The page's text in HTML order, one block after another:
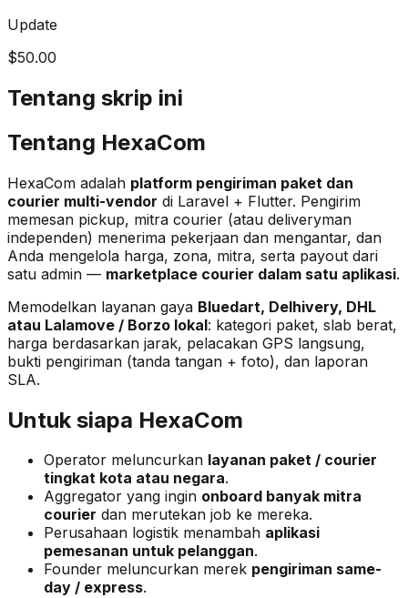
Update
$50.00
Tentang skrip ini
Tentang HexaCom
HexaCom adalah platform pengiriman paket dan
courier multi-vendor di Laravel + Flutter. Pengirim
memesan pickup, mitra courier (atau deliveryman
independen) menerima pekerjaan dan mengantar, dan
Anda mengelola harga, zona, mitra, serta payout dari
satu admin — marketplace courier dalam satu aplikasi.
Memodelkan layanan gaya Bluedart, Delhivery, DHL
atau Lalamove / Borzo lokal: kategori paket, slab berat,
harga berdasarkan jarak, pelacakan GPS langsung,
bukti pengiriman (tanda tangan + foto), dan laporan
SLA.
Untuk siapa HexaCom
Operator meluncurkan layanan paket / courier
tingkat kota atau negara.
Aggregator yang ingin onboard banyak mitra
courier dan merutekan job ke mereka.
Perusahaan logistik menambah aplikasi
pemesanan untuk pelanggan.
Founder meluncurkan merek pengiriman same-
day / express.